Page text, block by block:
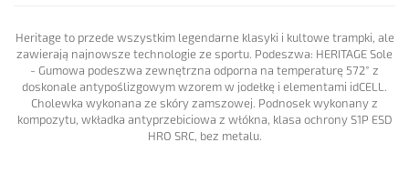
Heritage to przede wszystkim legendarne klasyki i kultowe trampki, ale
zawierają najnowsze technologie ze sportu. Podeszwa: HERITAGE Sole
- Gumowa podeszwa zewnętrzna odporna na temperaturę 572° z
doskonale antypoślizgowym wzorem w jodełkę i elementami idCELL.
Cholewka wykonana ze skóry zamszowej. Podnosek wykonany z
kompozytu, wkładka antyprzebiciowa z włókna, klasa ochrony S1P ESD
HRO SRC, bez metalu.